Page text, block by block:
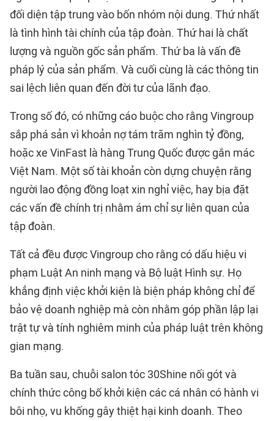
đối diện tập trung vào bốn nhóm nội dung. Thứ nhất
là tình hình tài chính của tập đoàn. Thứ hai là chất
lượng và nguồn gốc sản phẩm. Thứ ba là vấn đề
pháp lý của sản phẩm. Và cuối cùng là các thông tin
sai lệch liên quan đến đời tư của lãnh đạo.
Trong số đó, có những cáo buộc cho rằng Vingroup
sắp phá sản vì khoản nợ tám trăm nghìn tỷ đồng,
hoặc xe VinFast là hàng Trung Quốc được gắn mác
Việt Nam. Một số tài khoản còn dựng chuyện rằng
người lao động đồng loạt xin nghỉ việc, hay bịa đặt
các vấn đề chính trị nhằm ám chỉ sự liên quan của
tập đoàn.
Tất cả đều được Vingroup cho rằng có dấu hiệu vi
phạm Luật An ninh mạng và Bộ luật Hình sự. Họ
khẳng định việc khởi kiện là biện pháp không chỉ để
bảo vệ doanh nghiệp mà còn nhằm góp phần lập lại
trật tự và tính nghiêm minh của pháp luật trên không
gian mạng.
Ba tuần sau, chuỗi salon tóc 30Shine nối gót và
chính thức công bố khởi kiện các cá nhân có hành vi
bôi nhọ, vu khống gây thiệt hại kinh doanh. Theo